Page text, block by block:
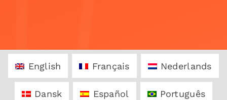
English Français Nederlands
Dansk Español Português